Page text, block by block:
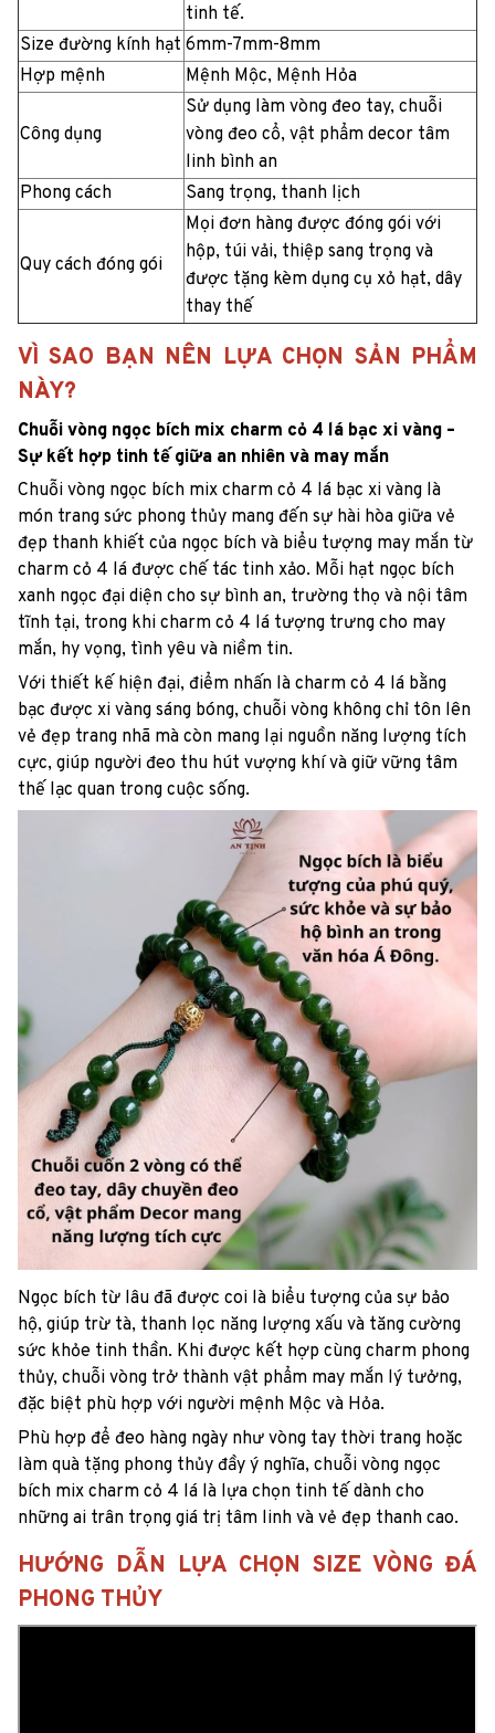
tinh tế.
Size đường kính hạt 6mm-7mm-8mm
Hợp mệnh
Mệnh Mộc, Mệnh Hỏa
Công dụng
Sử dụng làm vòng đeo tay, chuỗi
vòng đeo cổ, vật phẩm decor tâm
linh bình an
Phong cách
Sang trọng, thanh lịch
Quy cách đóng gói
Mọi đơn hàng được đóng gói với
hộp, túi vải, thiệp sang trọng và
được tặng kèm dụng cụ xỏ hạt, dây
thay thế
VÌ SAO BẠN NÊN LỰA CHỌN SẢN PHẨM
NÀY?
Chuỗi vòng ngọc bích mix charm cỏ 4 lá bạc xi vàng –
Sự kết hợp tinh tế giữa an nhiên và may mắn
Chuỗi vòng ngọc bích mix charm cỏ 4 lá bạc xi vàng là
món trang sức phong thủy mang đến sự hài hòa giữa vẻ
đẹp thanh khiết của ngọc bích và biểu tượng may mắn từ
charm cỏ 4 lá được chế tác tinh xảo. Mỗi hạt ngọc bích
xanh ngọc đại diện cho sự bình an, trường thọ và nội tâm
tĩnh tại, trong khi charm cỏ 4 lá tượng trưng cho may
mắn, hy vọng, tình yêu và niềm tin.
Với thiết kế hiện đại, điểm nhấn là charm cỏ 4 lá bằng
bạc được xi vàng sáng bóng, chuỗi vòng không chỉ tôn lên
vẻ đẹp trang nhã mà còn mang lại nguồn năng lượng tích
cực, giúp người đeo thu hút vượng khí và giữ vững tâm
thế lạc quan trong cuộc sống.
Ngọc bích từ lâu đã được coi là biểu tượng của sự bảo
hộ, giúp trừ tà, thanh lọc năng lượng xấu và tăng cường
sức khỏe tinh thần. Khi được kết hợp cùng charm phong
thủy, chuỗi vòng trở thành vật phẩm may mắn lý tưởng,
đặc biệt phù hợp với người mệnh Mộc và Hỏa.
Phù hợp để đeo hàng ngày như vòng tay thời trang hoặc
làm quà tặng phong thủy đầy ý nghĩa, chuỗi vòng ngọc
bích mix charm cỏ 4 lá là lựa chọn tinh tế dành cho
những ai trân trọng giá trị tâm linh và vẻ đẹp thanh cao.
HƯỚNG DẪN LỰA CHỌN SIZE VÒNG ĐÁ
PHONG THỦY